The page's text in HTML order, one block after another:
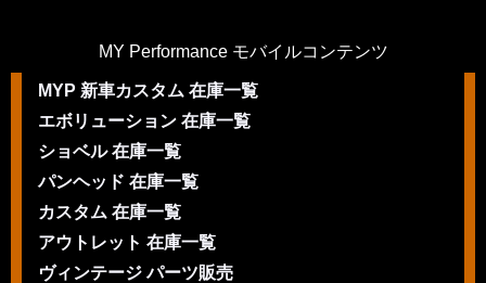
MY Performance モバイルコンテンツ
MYP 新車カスタム 在庫一覧
エボリューション 在庫一覧
ショベル 在庫一覧
パンヘッド 在庫一覧
カスタム 在庫一覧
アウトレット 在庫一覧
ヴィンテージ パーツ販売